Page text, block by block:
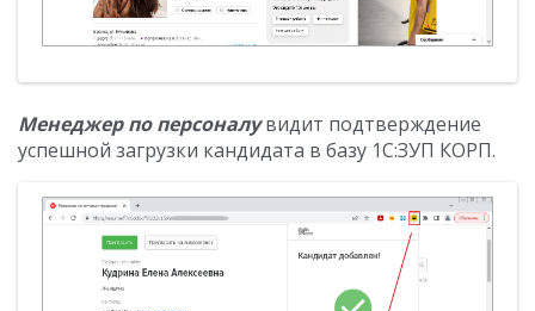
Менеджер по персоналувидит подтверждение
успешной загрузки кандидата в базу 1С:ЗУП КОРП.